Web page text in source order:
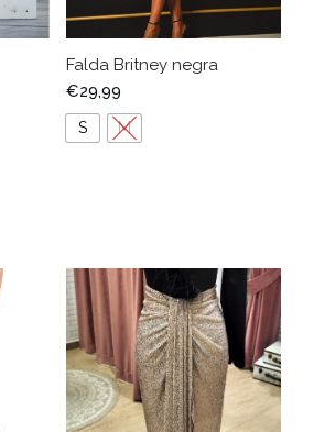
Falda Britney negra
€29,99
S M